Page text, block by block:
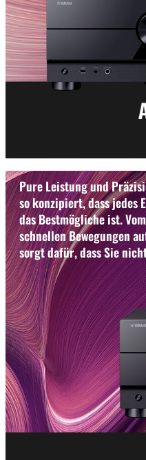
Pure Leistung und
so konzipiert, dass jedes
das Bestmögliche ist.
schnellen Bewegungen
sorgt dafür, dass Sie